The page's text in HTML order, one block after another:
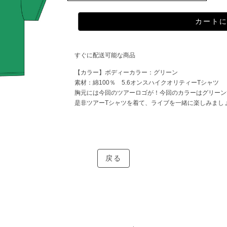
すぐに配送可能な商品
【カラー】ボディーカラー：グリーン
素材：綿100％ 5.6オンスハイクオリティーTシャツ
胸元には今回のツアーロゴが！今回のカラーはグリー
是非ツアーTシャツを着て、ライブを一緒に楽しみまし
戻る